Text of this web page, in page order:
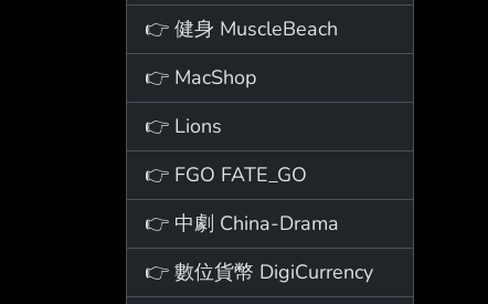
👉 健身 MuscleBeach
👉 MacShop
👉 Lions
👉 FGO FATE_GO
👉 中劇 China-Drama
👉 數位貨幣 DigiCurrency